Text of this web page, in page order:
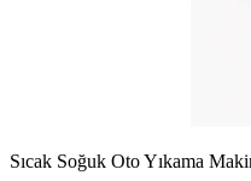
Sıcak Soğuk Oto Yıkama